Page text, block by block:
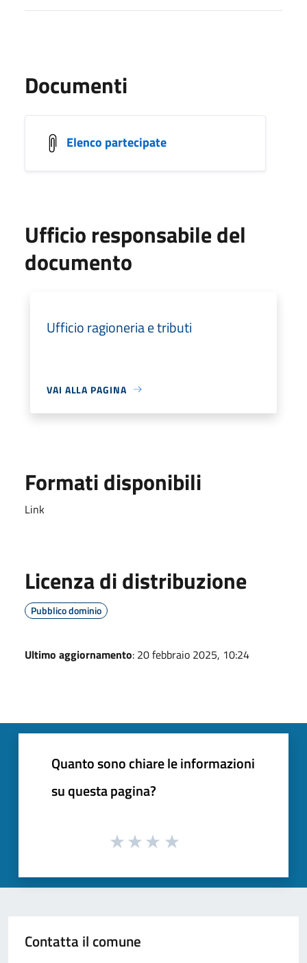
Documenti
Elenco partecipate
Ufficio responsabile del
documento
Ufficio ragioneria e tributi
VAI ALLA PAGINA
Formati disponibili
Link
Licenza di distribuzione
Pubblico dominio
Ultimo aggiornamento: 20 febbraio 2025, 10:24
Quanto sono chiare le informazioni
su questa pagina?
Contatta il comune